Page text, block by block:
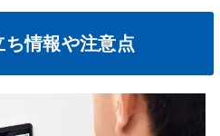
情報や注意点